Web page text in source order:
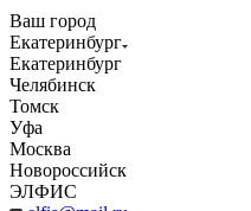
Ваш город
Екатеринбург
Екатеринбург
Челябинск
Томск
Уфа
Москва
Новороссийск
ЭЛФИС